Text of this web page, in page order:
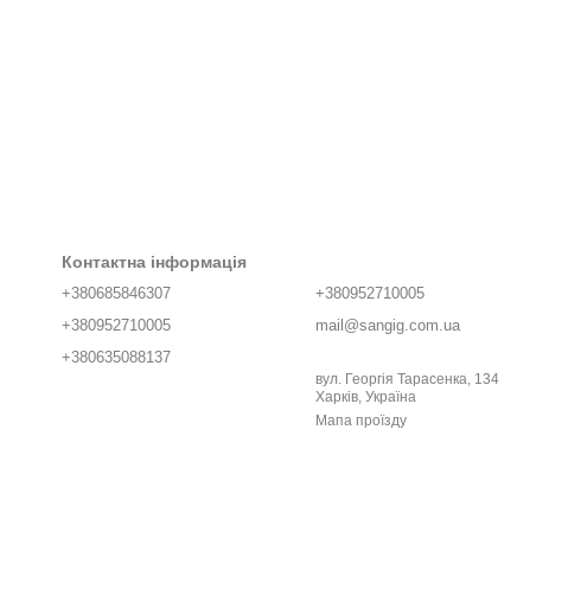
Контактна інформація
+380685846307
+380952710005
+380635088137
+380952710005
mail@sangig.com.ua
вул. Георгія Тарасенка, 134
Харків, Україна
Мапа проїзду